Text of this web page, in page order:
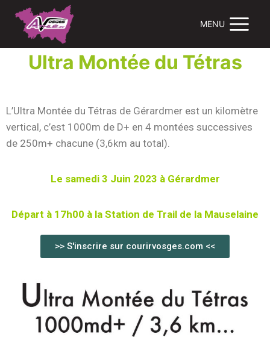
MENU
Ultra Montée du Tétras
L’Ultra Montée du Tétras de Gérardmer est un kilomètre
vertical, c’est 1000m de D+ en 4 montées successives
de 250m+ chacune (3,6km au total).
Le samedi 3 Juin 2023 à Gérardmer
Départ à 17h00 à la Station de Trail de la Mauselaine
>> S'inscrire sur courirvosges.com <<